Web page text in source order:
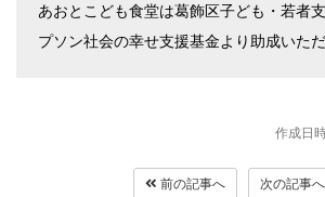
あおとこども食堂は葛飾区子ども・若者
プソン社会の幸せ支援基金より助成いただ
作成日
前の記事へ 次の記事へ